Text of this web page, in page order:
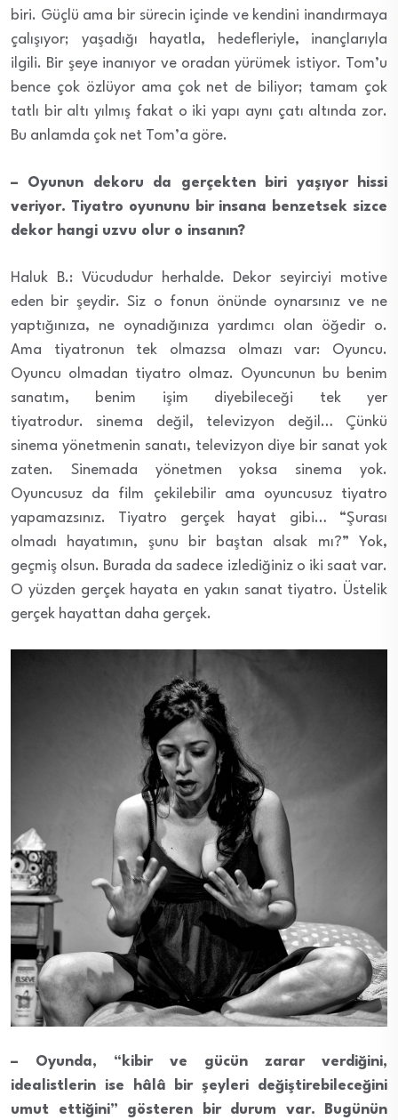
biri. Güçlü ama bir sürecin içinde ve kendini inandırmaya
çalışıyor; yaşadığı hayatla, hedefleriyle, inançlarıyla
ilgili. Bir şeye inanıyor ve oradan yürümek istiyor. Tom’u
bence çok özlüyor ama çok net de biliyor; tamam çok
tatlı bir altı yılmış fakat o iki yapı aynı çatı altında zor.
Bu anlamda çok net Tom’a göre.
– Oyunun dekoru da gerçekten biri yaşıyor hissi
veriyor. Tiyatro oyununu bir insana benzetsek sizce
dekor hangi uzvu olur o insanın?
Haluk B.: Vücududur herhalde. Dekor seyirciyi motive
eden bir şeydir. Siz o fonun önünde oynarsınız ve ne
yaptığınıza, ne oynadığınıza yardımcı olan öğedir o.
Ama tiyatronun tek olmazsa olmazı var: Oyuncu.
Oyuncu olmadan tiyatro olmaz. Oyuncunun bu benim
sanatım, benim işim diyebileceği tek yer
tiyatrodur. sinema değil, televizyon değil… Çünkü
sinema yönetmenin sanatı, televizyon diye bir sanat yok
zaten. Sinemada yönetmen yoksa sinema yok.
Oyuncusuz da film çekilebilir ama oyuncusuz tiyatro
yapamazsınız. Tiyatro gerçek hayat gibi… “Şurası
olmadı hayatımın, şunu bir baştan alsak mı?” Yok,
geçmiş olsun. Burada da sadece izlediğiniz o iki saat var.
O yüzden gerçek hayata en yakın sanat tiyatro. Üstelik
gerçek hayattan daha gerçek.
– Oyunda, “kibir ve gücün zarar verdiğini,
idealistlerin ise hâlâ bir şeyleri değiştirebileceğini
umut ettiğini” gösteren bir durum var. Bugünün